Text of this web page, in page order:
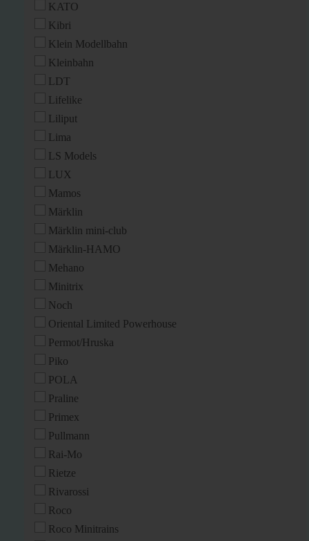
KATO
Kibri
Klein Modellbahn
Kleinbahn
LDT
Lifelike
Liliput
Lima
LS Models
LUX
Mamos
Märklin
Märklin mini-club
Märklin-HAMO
Mehano
Minitrix
Noch
Oriental Limited Powerhouse
Permot/Hruska
Piko
POLA
Praline
Primex
Pullmann
Rai-Mo
Rietze
Rivarossi
Roco
Roco Minitrains